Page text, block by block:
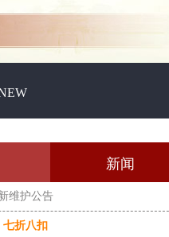
新闻
维护公告
七折八扣